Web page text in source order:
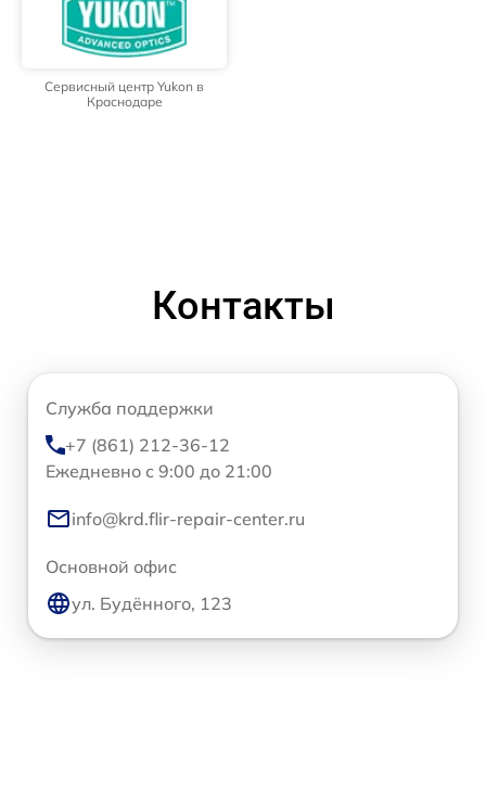
Сервисный центр Yukon в
Краснодаре
Контакты
Служба поддержки
+7 (861) 212-36-12
Ежедневно с 9:00 до 21:00
info@krd.flir-repair-center.ru
Основной офис
ул. Будённого, 123